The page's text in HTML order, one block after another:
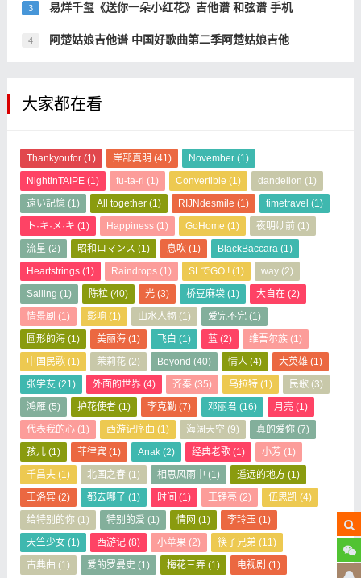
3 易烊千玺《送你一朵小红花》吉他谱 和弦谱 手机
4 阿楚姑娘吉他谱 中国好歌曲第二季阿楚姑娘吉他
大家都在看
Thankyoufor(1) 岸部真明 (41) November(1)
NightinTAIPE(1) fu-ta-ri (1) Convertible (1) dandelion (1)
遠い記憶(1) All together(1) RIJNdesmile (1) timetravel (1)
ト·キ·メ·キ (1) Happiness(1) GoHome (1) 夜明け前(1)
流星 (2) 昭和ロマンス (1) 息吹(1) BlackBaccara(1)
Heartstrings(1) Raindrops(1) SLでGO !(1) way(2)
Sailing (1) 陈粒(40) 光(3) 桥豆麻袋(1) 大自在(2)
情景剧 (1) 影响 (1) 山水人物(1) 爱完不完(1)
圆形的海(1) 美丽海(1) 飞白 (1) 蓝 (2) 维吾尔族(1)
中国民歌(1) 茉莉花(2) Beyond (40) 情人(4) 大英雄(1)
张学友(21) 外面的世界(4) 齐秦(35) 乌拉特(1) 民歌(3)
鸿雁(5) 护花使者(1) 李克勤(7) 邓丽君(16) 月亮(1)
代表我的心(1) 西游记序曲 (1) 海阔天空 (9) 真的爱你(7)
孩儿(1) 菲律宾(1) Anak(2) 经典老歌(1) 小芳 (1)
千昌夫(1) 北国之春(1) 相思风雨中 (1) 遥远的地方(1)
王洛宾(2) 都去哪了 (1) 时间 (1) 王铮亮 (2) 伍思凯(4)
给特别的你(1) 特别的爱 (1) 情网 (1) 李玲玉(1)
天竺少女(1) 西游记(8) 小苹果 (2) 筷子兄弟 (11)
古典曲 (1) 爱的罗曼史 (1) 梅花三弄(1) 电视剧 (1)